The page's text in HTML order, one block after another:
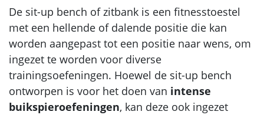
De sit-up bench of zitbank is een fitnesstoestel
met een hellende of dalende positie die kan
worden aangepast tot een positie naar wens, om
ingezet te worden voor diverse
trainingsoefeningen. Hoewel de sit-up bench
ontworpen is voor het doen van intense
buikspieroefeningen, kan deze ook ingezet